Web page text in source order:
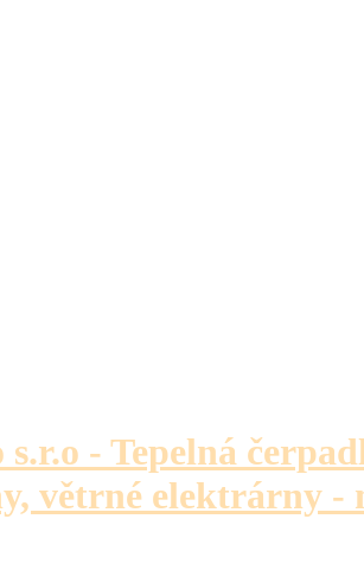
- Tepelná
větrné elektrárny -